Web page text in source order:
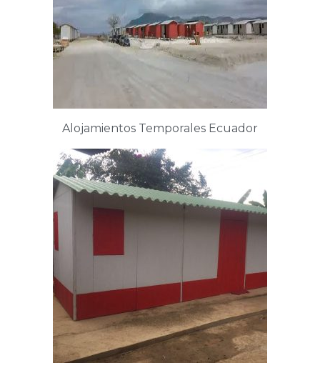
Alojamientos Temporales Ecuador